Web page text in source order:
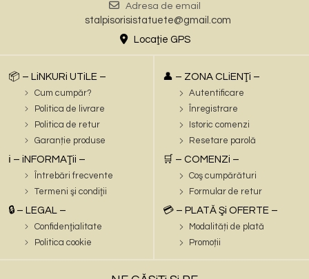
Adresa de email
stalpisorisistatuete@gmail.com
Locaţie GPS
📦 – LiNKURi UTiLE –
Cum cumpăr?
Politica de livrare
Politica de retur
Garanție produse
ℹ️ – iNFORMAŢii –
Întrebări frecvente
Termeni şi condiţii
🔒 – LEGAL –
Confidenţialitate
Politica cookie
👤 – ZONA CLiENŢi –
Autentificare
Înregistrare
Istoric comenzi
Resetare parolă
🛒 – COMENZi –
Coş cumpărături
Formular de retur
💳 – PLATĂ Şi OFERTE –
Modalități de plată
Promoții